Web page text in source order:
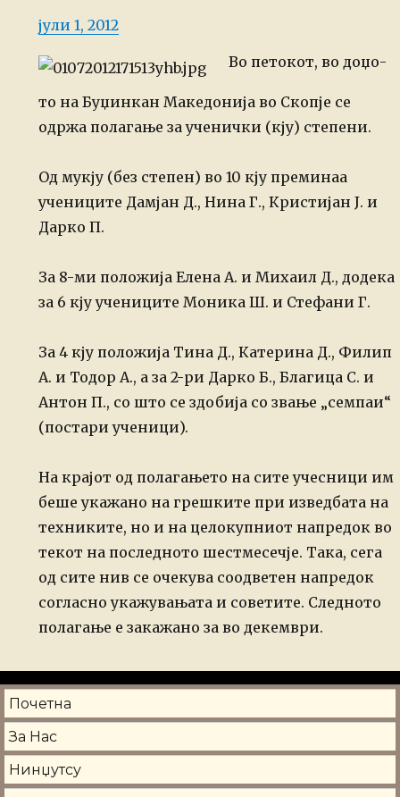
Posted
јули 1, 2012
Во петокот, во доџо-
то на Буџинкан Македонија во Скопје се
одржа полагање за ученички (кју) степени.
Од мукју (без степен) во 10 кју преминаа
учениците Дамјан Д., Нина Г., Кристијан Ј. и
Дарко П.
За 8-ми положија Елена А. и Михаил Д., додека
за 6 кју учениците Моника Ш. и Стефани Г.
За 4 кју положија Тина Д., Катерина Д., Филип
А. и Тодор А., а за 2-ри Дарко Б., Благица С. и
Антон П., со што се здобија со звање „семпаи“
(постари ученици).
На крајот од полагањето на сите учесници им
беше укажано на грешките при изведбата на
техниките, но и на целокупниот напредок во
текот на последното шестмесечје. Така, сега
од сите нив се очекува соодветен напредок
согласно укажувањата и советите. Следното
полагање е закажано за во декември.
Почетна
За Нас
Нинџутсу